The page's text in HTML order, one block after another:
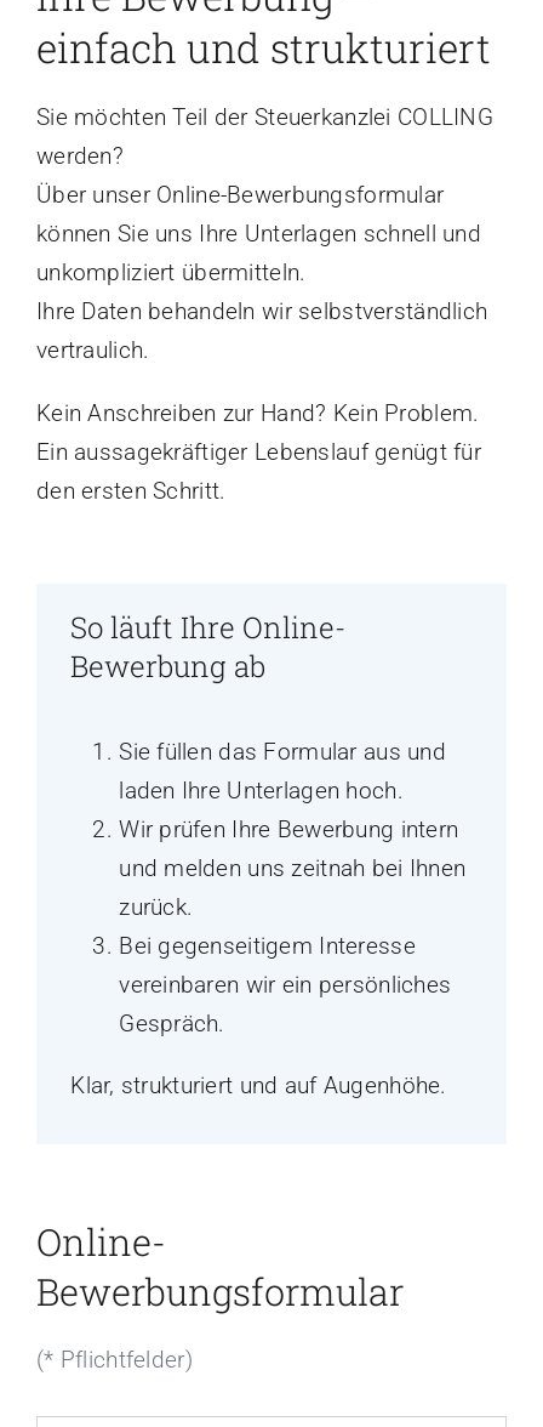
einfach und strukturiert
Sie möchten Teil der Steuerkanzlei COLLING
werden?
Über unser Online-Bewerbungsformular
können Sie uns Ihre Unterlagen schnell und
unkompliziert übermitteln.
Ihre Daten behandeln wir selbstverständlich
vertraulich.
Kein Anschreiben zur Hand? Kein Problem.
Ein aussagekräftiger Lebenslauf genügt für
den ersten Schritt.
So läuft Ihre Online-
Bewerbung ab
Sie füllen das Formular aus und
laden Ihre Unterlagen hoch.
Wir prüfen Ihre Bewerbung intern
und melden uns zeitnah bei Ihnen
zurück.
Bei gegenseitigem Interesse
vereinbaren wir ein persönliches
Gespräch.
Klar, strukturiert und auf Augenhöhe.
Online-
Bewerbungsformular
(* Pflichtfelder)